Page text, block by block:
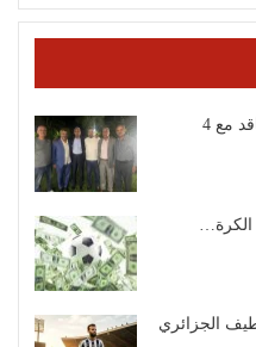
دعم جديد للوحدات.. اتفاق على التعاقد مع 4
الجزائري